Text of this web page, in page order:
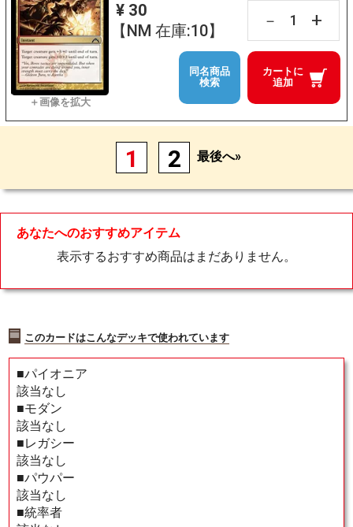
¥ 30
【NM 在庫:10】
－ +
カートに
追加
同名商品
検索
1 2 最後へ»
あなたへのおすすめアイテム
表示するおすすめ商品はまだありません。
このカードはこんなデッキで使われています
■パイオニア
該当なし
■モダン
該当なし
■レガシー
該当なし
■パウパー
該当なし
■統率者